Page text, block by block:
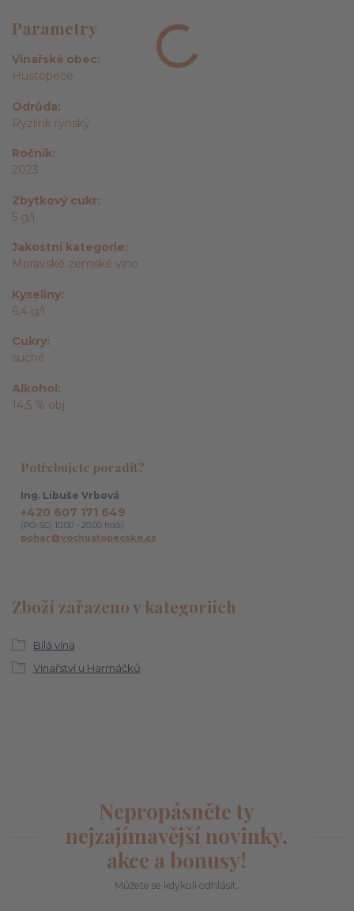
Parametry
Vinařská obec
Hustopeče
Odrůda
Ryzlink rýnský
Ročník
2023
Zbytkový cukr
5 g/l
Jakostní kategorie
Moravské zemské víno
Kyseliny
6,4 g/l
Cukry
suché
Alkohol
14,5 % obj.
Zboží zařazeno v kategoriích
Bílá vína
Vinařství u Harmáčků
Potřebujete poradit?
Ing. Libuše Vrbová
+420 607 171 649
(PO-SO, 10:00 - 20:00 hod.)
pohar@vochustopecsko.cz
Nepropásněte ty
nejzajímavější novinky,
akce a bonusy!
Můžete se kdykoli odhlásit.